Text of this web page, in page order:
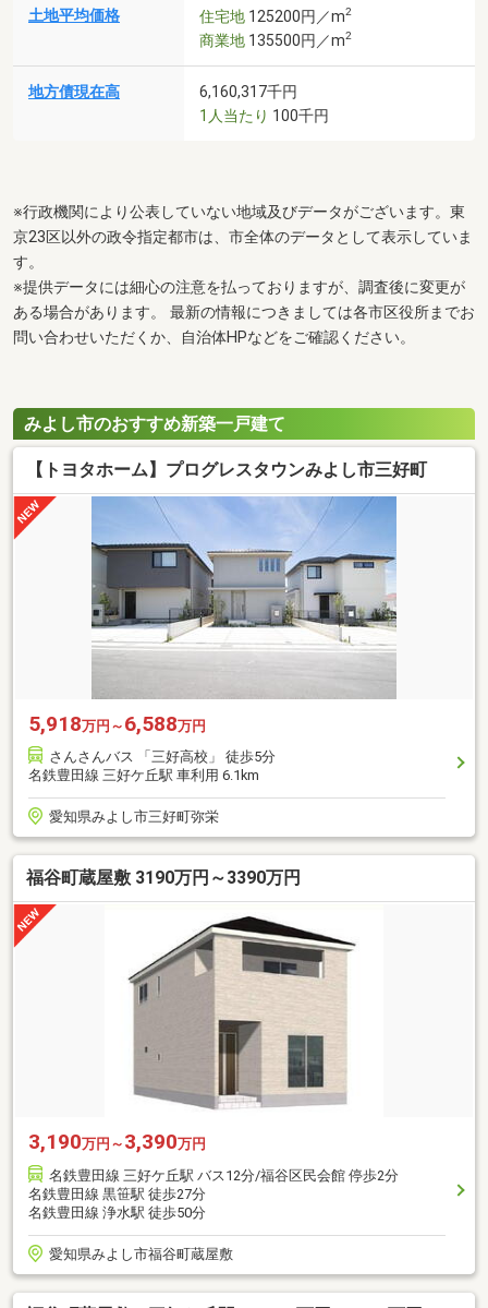
土地平均価格 住宅地 125200円／m2
商業地 135500円／m2
地方債現在高
6,160,317千円
1人当たり 100千円
※行政機関により公表していない地域及びデータがございます。東
京23区以外の政令指定都市は、市全体のデータとして表示していま
す。
※提供データには細心の注意を払っておりますが、調査後に変更が
ある場合があります。 最新の情報につきましては各市区役所までお
問い合わせいただくか、自治体HPなどをご確認ください。
みよし市のおすすめ新築一戸建て
【トヨタホーム】プログレスタウンみよし市三好町
5,918万円～ 6,588万円
さんさんバス 「三好高校」 徒歩5分
名鉄豊田線 三好ケ丘駅 車利用 6.1km
愛知県みよし市三好町弥栄
福谷町蔵屋敷 3190万円～3390万円
3,190万円～ 3,390万円
名鉄豊田線 三好ケ丘駅 バス12分/福谷区民会館 停歩2分
名鉄豊田線 黒笹駅 徒歩27分
名鉄豊田線 浄水駅 徒歩50分
愛知県みよし市福谷町蔵屋敷